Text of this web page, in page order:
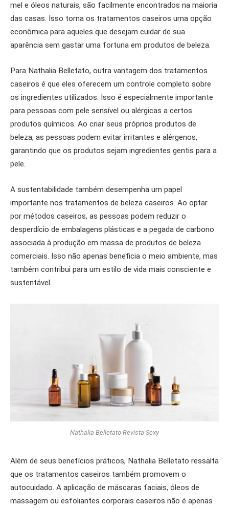
mel e óleos naturais, são facilmente encontrados na maioria
das casas. Isso torna os tratamentos caseiros uma opção
econômica para aqueles que desejam cuidar de sua
aparência sem gastar uma fortuna em produtos de beleza.
Para Nathalia Belletato, outra vantagem dos tratamentos
caseiros é que eles oferecem um controle completo sobre
os ingredientes utilizados. Isso é especialmente importante
para pessoas com pele sensível ou alérgicas a certos
produtos químicos. Ao criar seus próprios produtos de
beleza, as pessoas podem evitar irritantes e alérgenos,
garantindo que os produtos sejam ingredientes gentis para a
pele.
A sustentabilidade também desempenha um papel
importante nos tratamentos de beleza caseiros. Ao optar
por métodos caseiros, as pessoas podem reduzir o
desperdício de embalagens plásticas e a pegada de carbono
associada à produção em massa de produtos de beleza
comerciais. Isso não apenas beneficia o meio ambiente, mas
também contribui para um estilo de vida mais consciente e
sustentável.
Nathalia Belletato Revista Sexy
Além de seus benefícios práticos, Nathalia Belletato ressalta
que os tratamentos caseiros também promovem o
autocuidado. A aplicação de máscaras faciais, óleos de
massagem ou esfoliantes corporais caseiros não é apenas